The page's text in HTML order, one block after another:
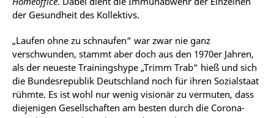
der Gesundheit des Kollektivs.
„Laufen ohne zu schnaufen“ war zwar nie ganz
verschwunden, stammt aber doch aus den 1970er Jahren,
als der neueste Trainingshype „Trimm Trab“ hieß und sich
die Bundesrepublik Deutschland noch für ihren Sozialstaat
rühmte. Es ist wohl nur wenig visionär zu vermuten, dass
diejenigen Gesellschaften am besten durch die Corona-